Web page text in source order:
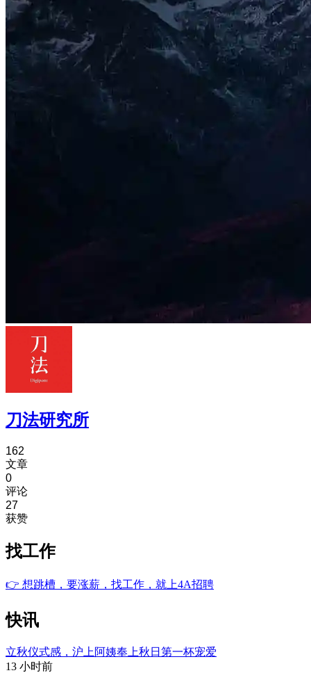
刀法研究所
162
文章
0
评论
27
获赞
找工作
👉 想跳槽，要涨薪，找工作，就上4A招聘
快讯
立秋仪式感，沪上阿姨奉上秋日第一杯宠爱
13 小时前